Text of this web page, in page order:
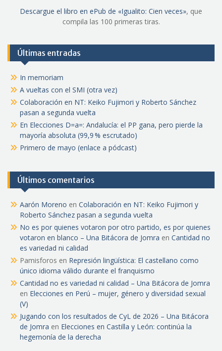
Descargue el libro en ePub de «Igualito: Cien veces», que
compila las 100 primeras tiras.
Últimas entradas
In memoriam
A vueltas con el SMI (otra vez)
Colaboración en NT: Keiko Fujimori y Roberto Sánchez
pasan a segunda vuelta
En Elecciones D=a=: Andalucía: el PP gana, pero pierde la
mayoría absoluta (99,9 % escrutado)
Primero de mayo (enlace a pódcast)
Últimos comentarios
Aarón Moreno en Colaboración en NT: Keiko Fujimori y
Roberto Sánchez pasan a segunda vuelta
No es por quienes votaron por otro partido, es por quienes
votaron en blanco – Una Bitácora de Jomra en Cantidad no
es variedad ni calidad
Pamisforos en Represión lingüística: El castellano como
único idioma válido durante el franquismo
Cantidad no es variedad ni calidad – Una Bitácora de Jomra
en Elecciones en Perú – mujer, género y diversidad sexual
(V)
Jugando con los resultados de CyL de 2026 – Una Bitácora
de Jomra en Elecciones en Castilla y León: continúa la
hegemonía de la derecha